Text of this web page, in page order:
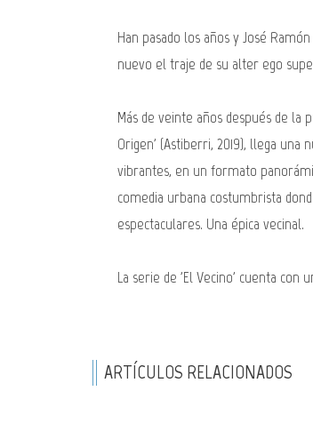
Han pasado los años y José
nuevo el traje de su alter ego
Más de veinte años después de
Origen' (Astiberri, 2019), llega
vibrantes, en un formato
comedia urbana costumbrista
espectaculares. Una épica vecinal.
La serie de 'El Vecino' cuenta con
ARTÍCULOS RELACIONADOS